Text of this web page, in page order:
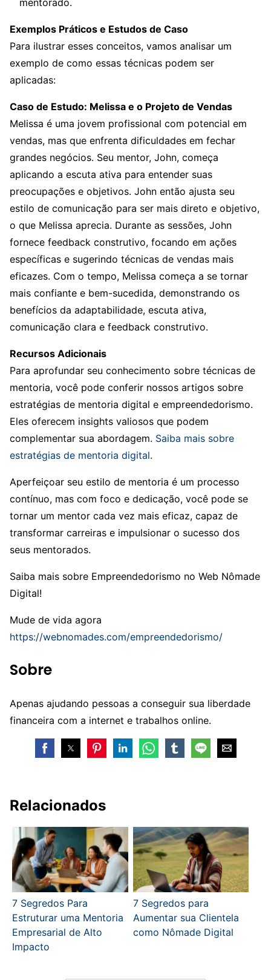
mentorado.
Exemplos Práticos e Estudos de Caso
Para ilustrar esses conceitos, vamos analisar um
exemplo de como essas técnicas podem ser
aplicadas:
Caso de Estudo: Melissa e o Projeto de Vendas
Melissa é uma jovem profissional com potencial em
vendas, mas que enfrenta dificuldades em fechar
grandes negócios. Seu mentor, John, começa
aplicando a escuta ativa para entender suas
preocupações e objetivos. John então ajusta seu
estilo de comunicação para ser mais direto e objetivo,
o que Melissa aprecia. Durante as sessões, John
fornece feedback construtivo, focando em ações
específicas e sugerindo técnicas de vendas mais
eficazes. Com o tempo, Melissa começa a se tornar
mais confiante e bem-sucedida, demonstrando os
benefícios da adaptabilidade, escuta ativa,
comunicação clara e feedback construtivo.
Recursos Adicionais
Para aprofundar seu conhecimento sobre técnicas de
mentoria, você pode conferir nossos artigos sobre
estratégias de mentoria digital e empreendedorismo.
Eles oferecem insights valiosos que podem
complementar sua abordagem. Saiba mais sobre
estratégias de mentoria digital.
Aperfeiçoar seu estilo de mentoria é um processo
contínuo, mas com foco e dedicação, você pode se
tornar um mentor cada vez mais eficaz, capaz de
transformar carreiras e impulsionar o sucesso dos
seus mentorados.
Saiba mais sobre Empreendedorismo no Web Nômade
Digital!
Mude de vida agora
https://webnomades.com/empreendedorismo/
Sobre
Apenas ajudando pessoas a conseguir sua liberdade
financeira com a internet e trabalhos online.
Relacionados
7 Segredos Para
Estruturar uma Mentoria
Empresarial de Alto
Impacto
7 Segredos para
Aumentar sua Clientela
como Nômade Digital